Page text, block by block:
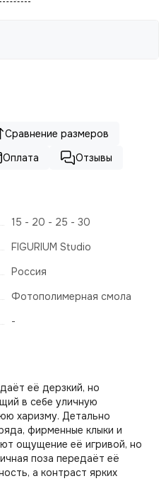
Сравнение размеров
Оплата Отзывы
15 - 20 - 25 - 30
FIGURIUM Studio
Россия
Фотополимерная смола
-
её дерзкий, но
в себе уличную
харизму. Детально
фирменные клыки и
ощущение её игривой, но
поза передаёт её
а контраст ярких